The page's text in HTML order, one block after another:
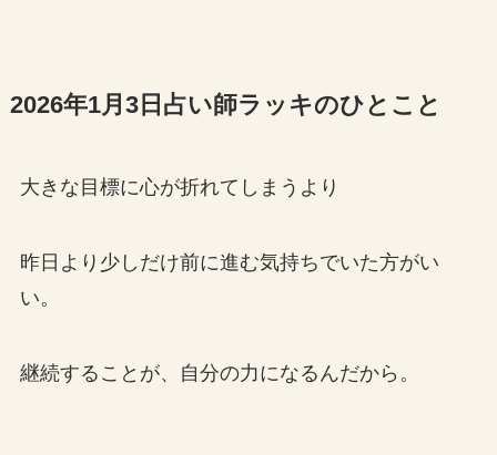
2026年1月3日占い師ラッキのひとこと
大きな目標に心が折れてしまうより
昨日より少しだけ前に進む気持ちでいた方がい
い。
継続することが、自分の力になるんだから。